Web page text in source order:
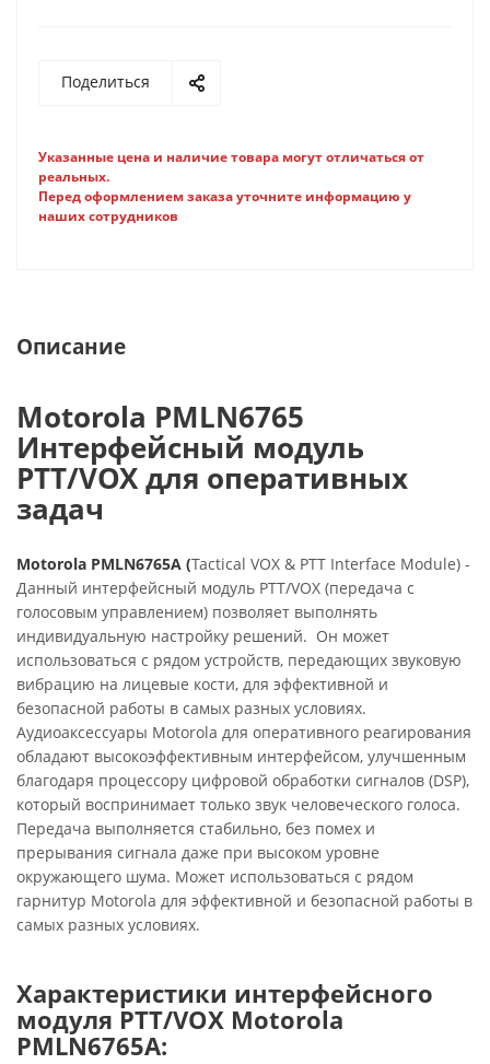
Поделиться
Указанные цена и наличие товара могут отличаться от
реальных.
Перед оформлением заказа уточните информацию у
наших сотрудников
Описание
Motorola PMLN6765
Интерфейсный модуль
PТT/VOX для оперативных
задач
Motorola PMLN6765A (Tactical VOX & PTT Interface Module) -
Данный интерфейсный модуль PTT/VOX (передача с
голосовым управлением) позволяет выполнять
индивидуальную настройку решений. Он может
использоваться с рядом устройств, передающих звуковую
вибрацию на лицевые кости, для эффективной и
безопасной работы в самых разных условиях.
Аудиоаксессуары Motorola для оперативного реагирования
обладают высокоэффективным интерфейсом, улучшенным
благодаря процессору цифровой обработки сигналов (DSP),
который воспринимает только звук человеческого голоса.
Передача выполняется стабильно, без помех и
прерывания сигнала даже при высоком уровне
окружающего шума. Может использоваться с рядом
гарнитур Motorola для эффективной и безопасной работы в
самых разных условиях.
Характеристики интерфейсного
модуля PTT/VOX Motorola
PMLN6765A: